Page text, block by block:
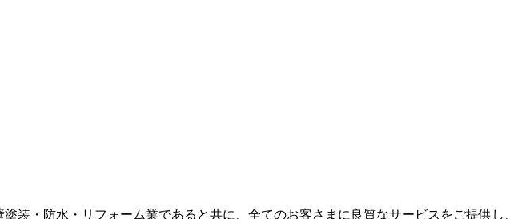
装・防水・リフォーム業であると共に、全てのお客さまに良質なサービスをご提供し、